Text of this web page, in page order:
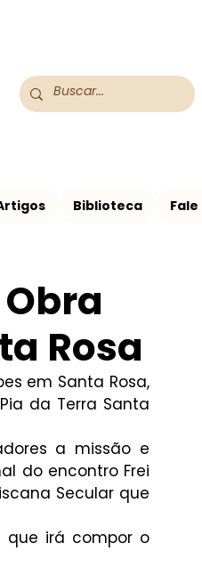
do RS
Biblioteca
Rosa
em Santa Rosa,
da Terra Santa
a missão e
do encontro Frei
Secular que
que irá compor o